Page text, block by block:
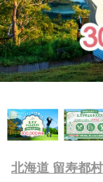
北海道 留寿都村